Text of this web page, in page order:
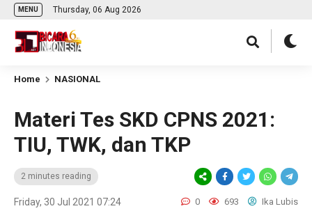
MENU Thursday, 06 Aug 2026
Home NASIONAL
Materi Tes SKD CPNS 2021:
TIU, TWK, dan TKP
2 minutes reading
Friday, 30 Jul 2021 07:24 0 693 Ika Lubis